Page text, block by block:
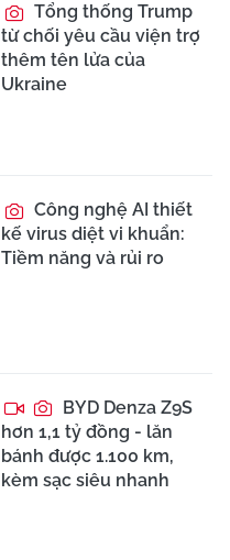
Tổng thống Trump
từ chối yêu cầu viện trợ
thêm tên lửa của
Ukraine
Công nghệ AI thiết
kế virus diệt vi khuẩn:
Tiềm năng và rủi ro
BYD Denza Z9S
hơn 1,1 tỷ đồng - lăn
bánh được 1.100 km,
kèm sạc siêu nhanh